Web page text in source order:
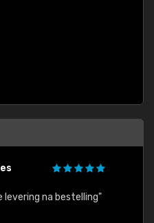
levering na bestelling"